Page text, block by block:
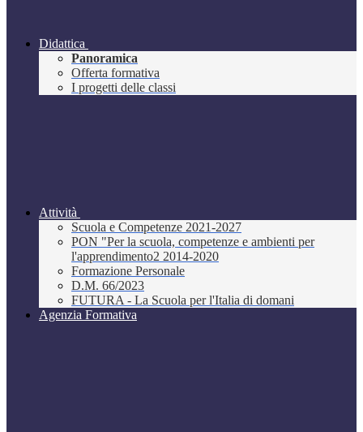
Didattica
Panoramica
Offerta formativa
I progetti delle classi
Attività
Scuola e Competenze 2021-2027
PON "Per la scuola, competenze e ambienti per
l'apprendimento2 2014-2020
Formazione Personale
D.M. 66/2023
FUTURA - La Scuola per l'Italia di domani
Agenzia Formativa